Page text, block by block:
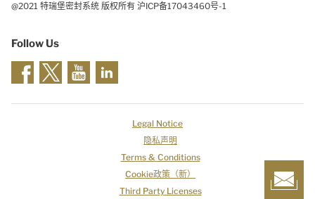
@2021 特瑞堡密封系统 版权所有 沪ICP备17043460号-1
Follow Us
Legal Notice
隐私声明
Terms & Conditions
Cookie政策（新）
Third Party Licenses